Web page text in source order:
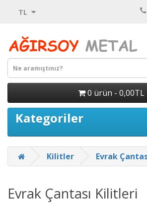
TL
0 ürün - 0,00TL
Kategoriler
Kilitler Evrak
Evrak Çantası Kilitleri